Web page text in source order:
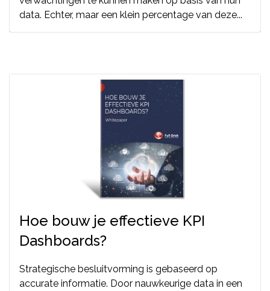
data. Echter, maar een klein percentage van deze...
Hoe bouw je effectieve KPI
Dashboards?
Strategische besluitvorming is gebaseerd op
accurate informatie. Door nauwkeurige data in een